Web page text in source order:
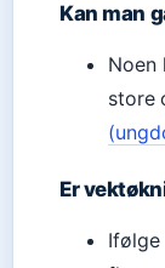
Kan man
Noen
store
Er
Ifølge